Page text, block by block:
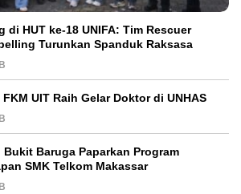
di HUT ke-18 UNIFA: Tim Rescuer
Turunkan Spanduk Raksasa
UIT Raih Gelar Doktor di UNHAS
Bukit Baruga Paparkan Program
SMK Telkom Makassar